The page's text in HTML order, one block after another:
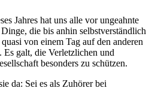
Jahres hat uns alle vor ungeahnte
die bis anhin selbstverständlich
von einem Tag auf den anderen
Es galt, die Verletzlichen und
besonders zu schützen.
da: Sei es als Zuhörer bei